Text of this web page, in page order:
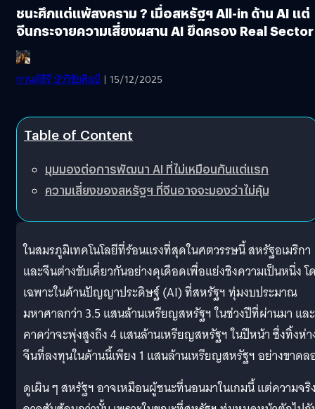
ชนะศึกแต่แพ้สงคราม ? เมื่อสหรัฐฯ All-in ด้าน AI แต่
จีนกระจายความเสี่ยงผสาน AI ยึดครอง Real Sector
กานต์สิรี บัววิชัยศิลป์ | 15/12/2025
Table of Content
มุมมองต่อการพัฒนา AI ที่ไม่เหมือนกันแต่แรก
ความเสี่ยงของสหรัฐฯ ที่จีนอาจจะมองว่าไม่คุ้ม
ในสมรภูมิเทคโนโลยีที่ร้อนแรงที่สุดในศตวรรษนี้ สหรัฐอเมริกา
และจีนต่างขับเคี่ยวกันอย่างดุเดือดเพื่อแย่งชิงความเป็นหนึ่ง โ
เฉพาะในด้านปัญญาประดิษฐ์ (AI) ที่สหรัฐฯ ทุ่มงบประมาณ
มหาศาลกว่า 3.5 แสนล้านเหรียญสหรัฐฯ ในช่วงปีที่ผ่านมา และ
คาดว่าจะพุ่งสูงถึง 4 แสนล้านเหรียญสหรัฐฯ ในปีหน้า ซึ่งทิ้งห่า
จีนที่ลงทุนในด้านนี้เพียง 1 แสนล้านเหรียญสหรัฐฯ อย่างขาดล
ดูเผิน ๆ สหรัฐฯ อาจเหมือนผู้ชนะที่นอนมาในเกมนี้ แต่ความจริ